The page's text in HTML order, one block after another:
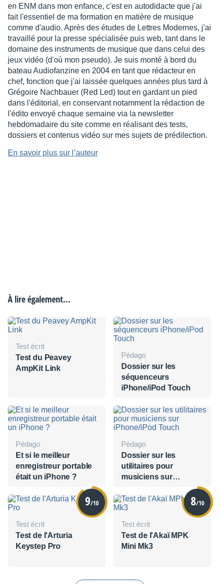
en ENM dans mon enfance, c'est en autodidacte que j'ai
fait l'essentiel de ma formation en matière de musique
comme d'audio. Après des études de Lettres Modernes, j'ai
travaillé pour la presse spécialisée puis web, tant dans le
domaine des instruments de musique que dans celui des
jeux vidéo (d'où mon pseudo). Je suis monté à bord du
bateau Audiofanzine en 2004 en tant que rédacteur en
chef, fonction que j'ai laissée quelques années plus tard à
Grégoire Nachbauer (Red Led) tout en gardant un pied
dans l'éditorial, en conservant notamment la rédaction de
l'édito envoyé chaque semaine via la newsletter
hebdomadaire du site comme en réalisant des tests,
dossiers et contenus vidéo sur mes sujets de prédilection.
En savoir plus sur l’auteur
À lire également...
Test écrit
Test du Peavey
AmpKit Link
Pédago
Dossier sur les
séquenceurs
iPhone/iPod Touch
Pédago
Et si le meilleur
enregistreur portable
était un iPhone ?
Pédago
Dossier sur les
utilitaires pour
musiciens sur
9/10
Test écrit
Test de l'Arturia
Keystep Pro
8/10
Test écrit
Test de l'Akaï MPK
Mini Mk3